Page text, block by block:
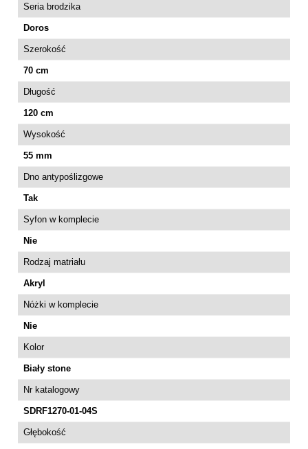
Seria brodzika
Doros
Szerokość
70 cm
Długość
120 cm
Wysokość
55 mm
Dno antypoślizgowe
Tak
Syfon w komplecie
Nie
Rodzaj matriału
Akryl
Nóżki w komplecie
Nie
Kolor
Biały stone
Nr katalogowy
SDRF1270-01-04S
Głębokość